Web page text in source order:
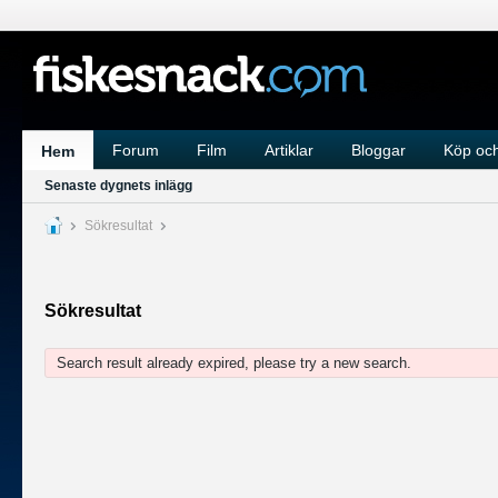
Hem Forum Film Artiklar Bloggar Köp
Senaste dygnets inlägg
Sökresultat
Sökresultat
Search result already expired, please try a new search.